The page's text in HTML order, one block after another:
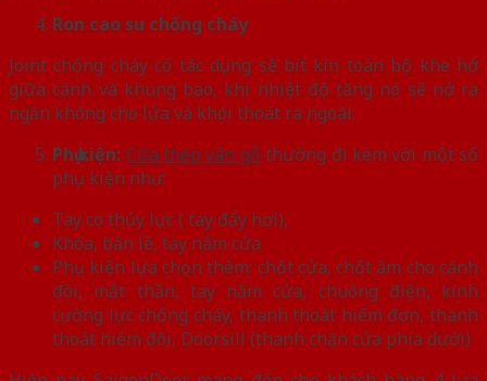
Ron cao su chống cháy
Joint chống cháy có tác dụng sẽ bít kín toàn bộ khe hở
giữa cánh và khung bao, khi nhiệt độ tăng nó sẽ nở ra
ngăn không cho lửa và khói thoát ra ngoài.
Phụ kiện: Cửa thép vân gỗ thường đi kèm với một số
phụ kiện như:
Tay co thủy lực ( tay đẩy hơi),
Khóa, bản lề, tay nắm cửa
Phụ kiện lựa chọn thêm: chốt cửa, chốt âm cho cánh
đôi, mắt thần, tay nắm cửa, chuông điện, kính
cường lực chống cháy, thanh thoát hiểm đơn, thanh
thoát hiểm đôi, Doorsill (thanh chặn cửa phía dưới)